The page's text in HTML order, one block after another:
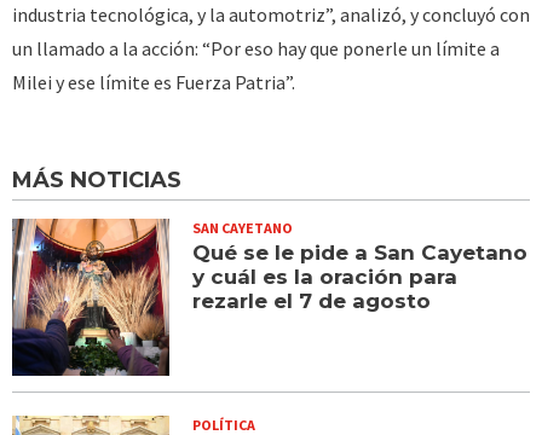
industria tecnológica, y la automotriz”, analizó, y concluyó con
un llamado a la acción: “Por eso hay que ponerle un límite a
Milei y ese límite es Fuerza Patria”.
MÁS NOTICIAS
SAN CAYETANO
Qué se le pide a San Cayetano
y cuál es la oración para
rezarle el 7 de agosto
POLÍTICA